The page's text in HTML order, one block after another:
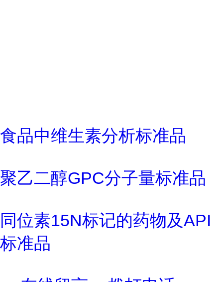
食品中维生素分析标准品
聚乙二醇GPC分子量标准品
同位素15N标记的药物及API
标准品